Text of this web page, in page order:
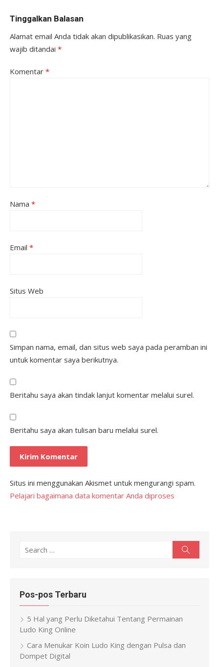
Tinggalkan Balasan
Alamat email Anda tidak akan dipublikasikan. Ruas yang
wajib ditandai *
Komentar *
Nama *
Email *
Situs Web
Simpan nama, email, dan situs web saya pada peramban ini
untuk komentar saya berikutnya.
Beritahu saya akan tindak lanjut komentar melalui surel.
Beritahu saya akan tulisan baru melalui surel.
Situs ini menggunakan Akismet untuk mengurangi spam.
Pelajari bagaimana data komentar Anda diproses
Search
Pos-pos Terbaru
5 Hal yang Perlu Diketahui Tentang Permainan
Ludo King Online
Cara Menukar Koin Ludo King dengan Pulsa dan
Dompet Digital